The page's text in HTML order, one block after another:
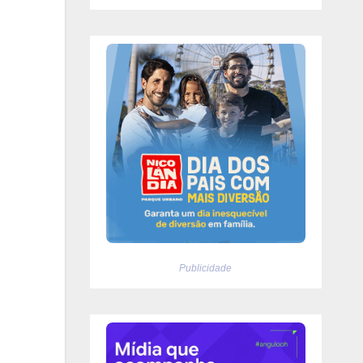
Publicidade